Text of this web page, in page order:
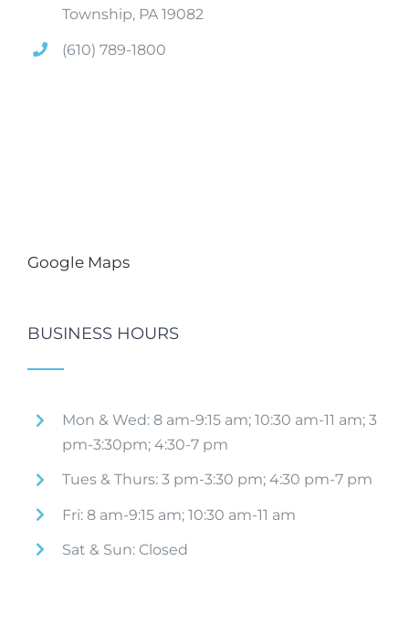
Township, PA 19082
(610) 789-1800
Google Maps
BUSINESS HOURS
Mon & Wed: 8 am-9:15 am; 10:30 am-11 am; 3
pm-3:30pm; 4:30-7 pm
Tues & Thurs: 3 pm-3:30 pm; 4:30 pm-7 pm
Fri: 8 am-9:15 am; 10:30 am-11 am
Sat & Sun: Closed